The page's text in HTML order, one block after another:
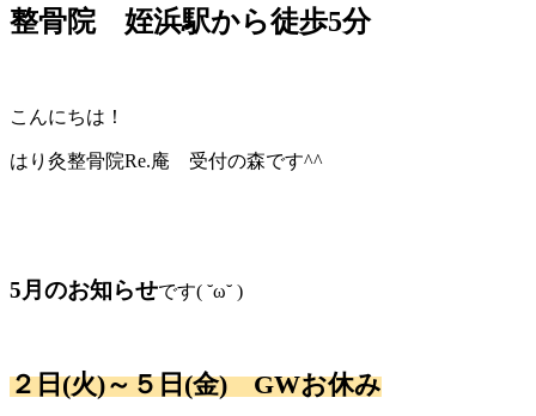
整骨院 姪浜駅から徒歩5分
こんにちは！
はり灸整骨院Re.庵 受付の森です^^
5月のお知らせです( ˘ω˘ )
２日(火)～５日(金) GWお休み